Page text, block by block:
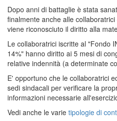
Dopo anni di battaglie è stata
finalmente anche alle
viene riconosciuto il diritto alla
Le collaboratrici iscritte al "Fondo
14%" hanno diritto ai 5 mesi di
relative indennità (a determinate
E' opportuno che le collaboratrici
sedi sindacali per verificare la
informazioni necessarie
Vedi anche le varie tipologie di